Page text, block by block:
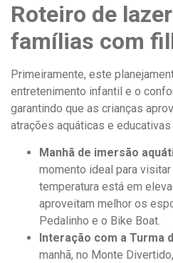
Roteiro de
famílias com
Primeiramente, este
entretenimento infantil e o
garantindo que as crianças
atrações aquáticas e educativas
Manhã de imersão
momento ideal para
temperatura está em
aproveitam melhor os
Pedalinho e o Bike Boat.
Interação com a Turma
manhã, no Monte